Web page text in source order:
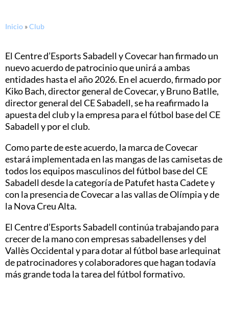
Inicio »Club
El Centre d’Esports Sabadell y Covecar han firmado un
nuevo acuerdo de patrocinio que unirá a ambas
entidades hasta el año 2026. En el acuerdo, firmado por
Kiko Bach, director general de Covecar, y Bruno Batlle,
director general del CE Sabadell, se ha reafirmado la
apuesta del club y la empresa para el fútbol base del CE
Sabadell y por el club.
Como parte de este acuerdo, la marca de Covecar
estará implementada en las mangas de las camisetas de
todos los equipos masculinos del fútbol base del CE
Sabadell desde la categoría de Patufet hasta Cadete y
con la presencia de Covecar a las vallas de Olímpia y de
la Nova Creu Alta.
El Centre d’Esports Sabadell continúa trabajando para
crecer de la mano con empresas sabadellenses y del
Vallès Occidental y para dotar al fútbol base arlequinat
de patrocinadores y colaboradores que hagan todavía
más grande toda la tarea del fútbol formativo.